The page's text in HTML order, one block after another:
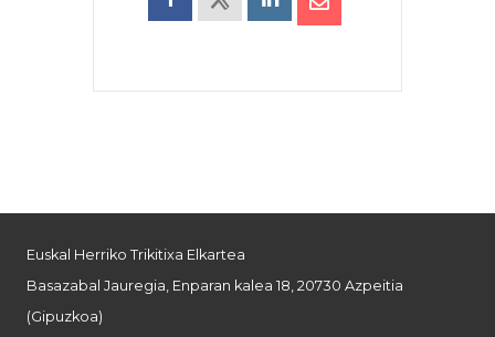
Euskal Herriko Trikitixa Elkartea
Basazabal Jauregia, Enparan kalea 18, 20730 Azpeitia
(Gipuzkoa)